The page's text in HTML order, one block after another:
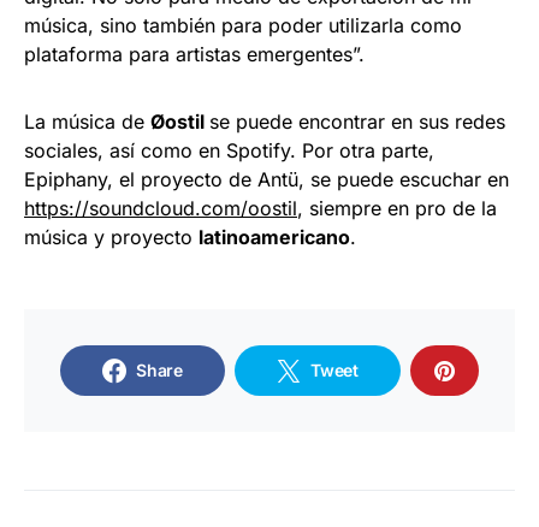
música, sino también para poder utilizarla como
plataforma para artistas emergentes”.
La música de Øostil se puede encontrar en sus redes
sociales, así como en Spotify. Por otra parte,
Epiphany, el proyecto de Antü, se puede escuchar en
https://soundcloud.com/oostil, siempre en pro de la
música y proyecto latinoamericano.
Share Tweet